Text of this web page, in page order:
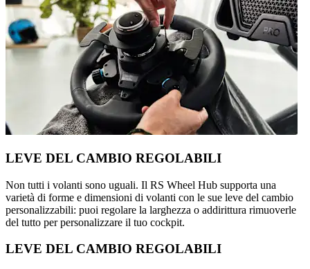
LEVE DEL CAMBIO REGOLABILI
Non tutti i volanti sono uguali. Il RS Wheel Hub supporta una
varietà di forme e dimensioni di volanti con le sue leve del cambio
personalizzabili: puoi regolare la larghezza o addirittura rimuoverle
del tutto per personalizzare il tuo cockpit.
LEVE DEL CAMBIO REGOLABILI